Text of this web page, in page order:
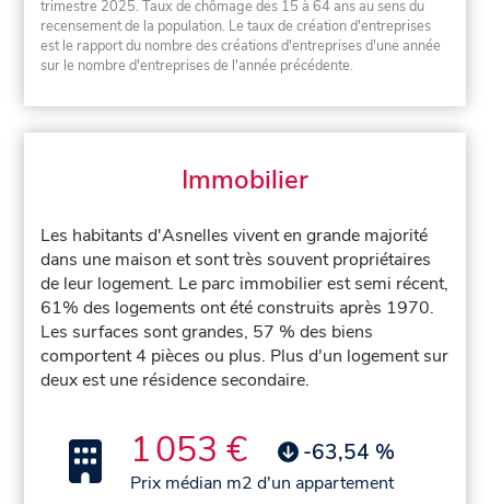
trimestre 2025. Taux de chômage des 15 à 64 ans au sens du
recensement de la population. Le taux de création d'entreprises
est le rapport du nombre des créations d'entreprises d'une année
sur le nombre d'entreprises de l'année précédente.
Immobilier
Les habitants d'Asnelles vivent en grande majorité
dans une maison et sont très souvent propriétaires
de leur logement. Le parc immobilier est semi récent,
61% des logements ont été construits après 1970.
Les surfaces sont grandes, 57 % des biens
comportent 4 pièces ou plus. Plus d'un logement sur
deux est une résidence secondaire.
1 053 € -63,54 %
Prix médian m2 d'un appartement